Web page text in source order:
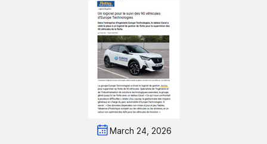
March 24, 2026